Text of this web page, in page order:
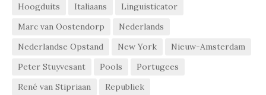
Hoogduits
Italiaans
Linguisticator
Marc van Oostendorp
Nederlands
Nederlandse Opstand
New York
Nieuw-Amsterdam
Peter Stuyvesant
Pools
Portugees
René van Stipriaan
Republiek